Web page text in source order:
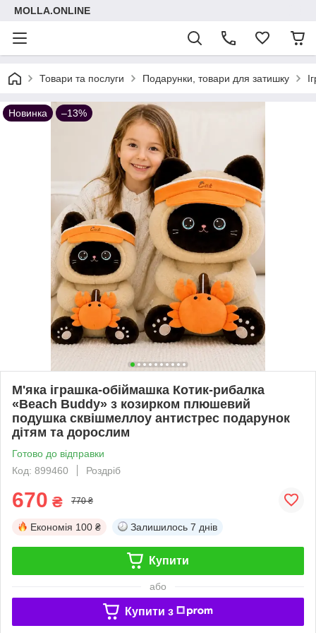
MOLLA.ONLINE
Товари та послуги Подарунки, товари для затишку
Новинка –13%
М'яка іграшка-обіймашка Котик-рибалка
«Beach Buddy» з козирком плюшевий
подушка сквішмеллоу антистрес подарунок
дітям та дорослим
Готово до відправки
Код: 899460
Роздріб
670 ₴ 770 ₴
Економія 100 ₴ Залишилось 7 днів
Купити
або
Купити з